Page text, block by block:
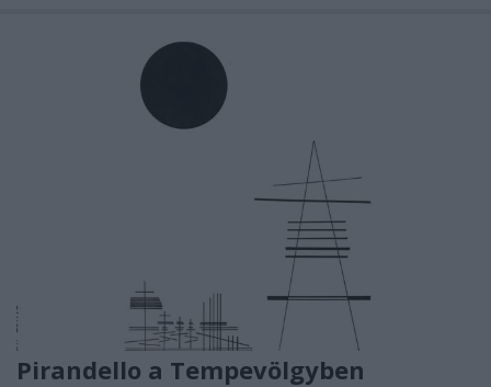
Pirandello a Tempevölgyben